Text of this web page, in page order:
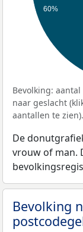
60%
Bevolking:
naar geslacht
aantallen te zien).
De
vrouw of man.
Bevolking